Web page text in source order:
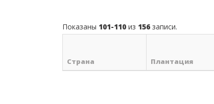
Показаны 101-110 из 156 записи.
Страна Плантация